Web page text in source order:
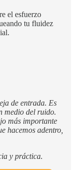
el esfuerzo
tu fluidez
de entrada. Es
medio del ruido.
más importante
hacemos adentro,
y práctica.